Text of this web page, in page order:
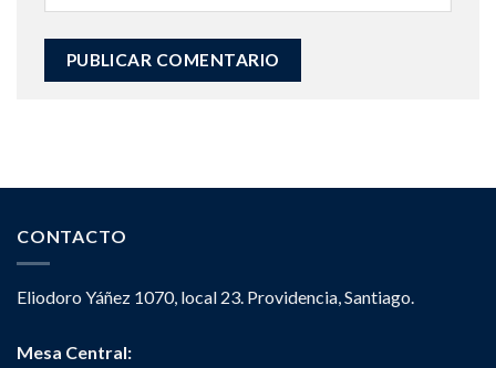
CONTACTO
Eliodoro Yáñez 1070, local 23. Providencia, Santiago.
Mesa Central: